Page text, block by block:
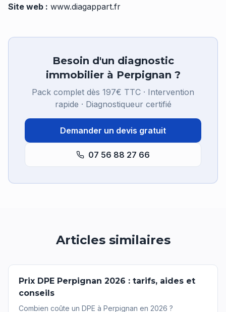
Site web : www.diagappart.fr
Besoin d'un diagnostic
immobilier à Perpignan ?
Pack complet dès 197€ TTC · Intervention
rapide · Diagnostiqueur certifié
Demander un devis gratuit
07 56 88 27 66
Articles similaires
Prix DPE Perpignan 2026 : tarifs, aides et
conseils
Combien coûte un DPE à Perpignan en 2026 ?